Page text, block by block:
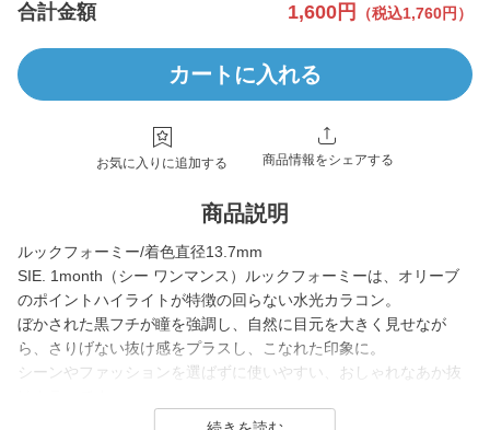
合計金額 1,600円 （税込1,760円）
カートに入れる
お気に入りに追加する 商品情報をシェアする
商品説明
ルックフォーミー/着色直径13.7mm
SIE. 1month（シー ワンマンス）ルックフォーミーは、オリーブ
のポイントハイライトが特徴の回らない水光カラコン。
ぼかされた黒フチが瞳を強調し、自然に目元を大きく見せなが
ら、さりげない抜け感をプラスし、こなれた印象に。
シーンやファッションを選ばずに使いやすい、おしゃれなあか抜